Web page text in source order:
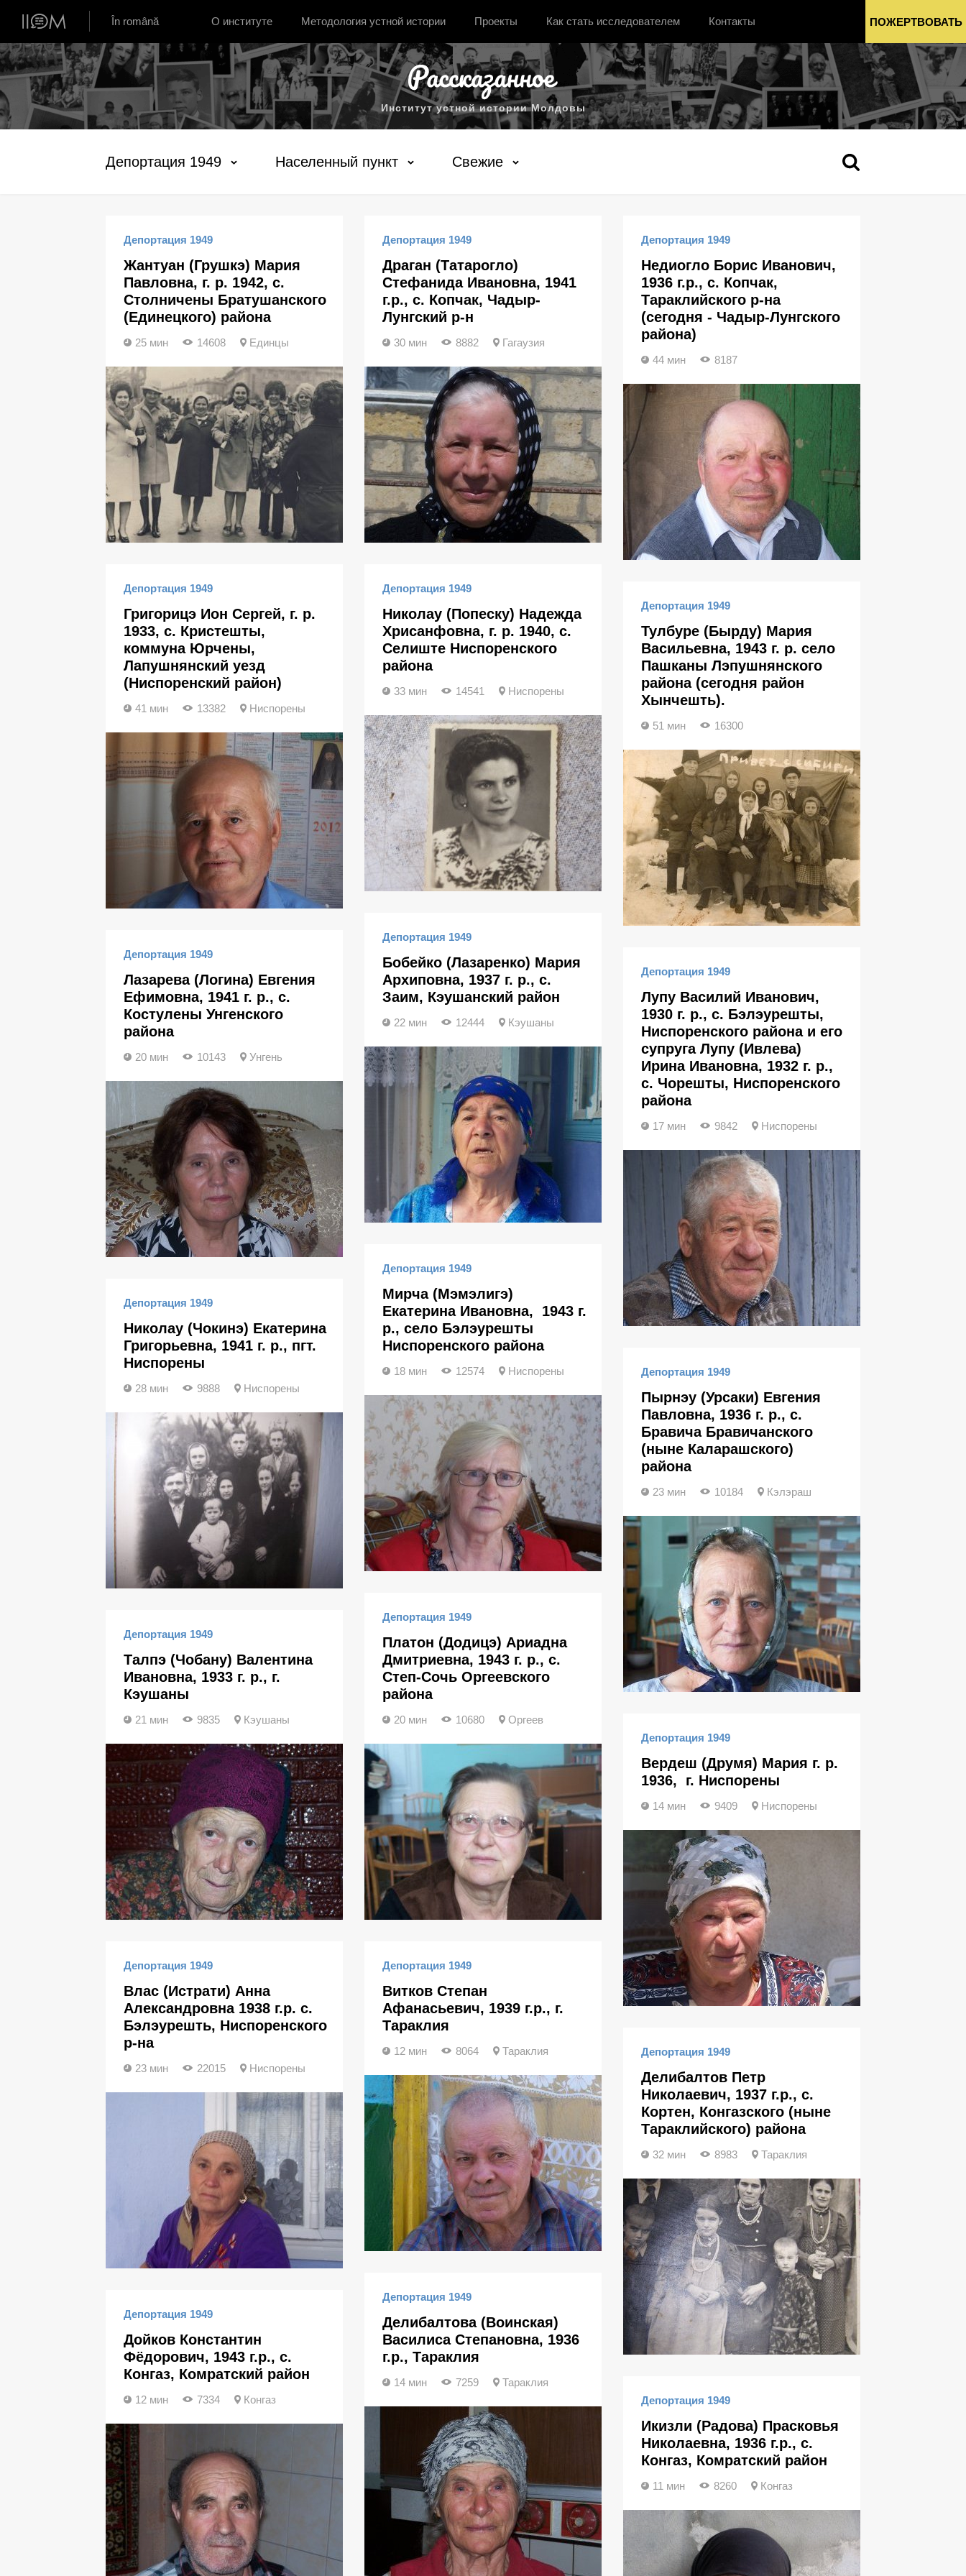
Институт устной истории Молдовы
În română О институте Методология устной истории Проекты Как стать исследователем Контакты ПОЖЕРТВОВАТЬ
Институт устной истории Молдовы
Депортация 1949 Населенный пункт Свежие
Депортация 1949
Жантуан (Грушкэ) Мария
Павловна, г. р. 1942, с.
Столничены Братушанского
(Единецкого) района
25 мин 14608 Единцы
Депортация 1949
Драган (Татарогло)
Стефанида Ивановна, 1941
г.р., с. Копчак, Чадыр-
Лунгский р-н
30 мин 8882 Гагаузия
Депортация 1949
Недиогло Борис Иванович,
1936 г.р., с. Копчак,
Тараклийского р-на
(сегодня - Чадыр-Лунгского
района)
44 мин 8187
Депортация 1949
Григорицэ Ион Сергей, г. р.
1933, с. Кристешты,
коммуна Юрчены,
Лапушнянский уезд
(Ниспоренский район)
41 мин 13382 Ниспорены
Депортация 1949
Николау (Попеску) Надежда
Хрисанфовна, г. р. 1940, с.
Селиште Ниспоренского
района
33 мин 14541 Ниспорены
Депортация 1949
Тулбуре (Бырду) Мария
Васильевна, 1943 г. р. село
Пашканы Лэпушнянского
района (сегодня район
Хынчешть).
51 мин 16300
Депортация 1949
Бобейко (Лазаренко) Мария
Архиповна, 1937 г. р., с.
Заим, Кэушанский район
22 мин 12444 Кэушаны
Депортация 1949
Лазарева (Логина) Евгения
Ефимовна, 1941 г. р., с.
Костулены Унгенского
района
20 мин 10143 Унгень
Депортация 1949
Лупу Василий Иванович,
1930 г. р., с. Бэлэурешты,
Ниспоренского района и его
супруга Лупу (Ивлева)
Ирина Ивановна, 1932 г. р.,
с. Чорешты, Ниспоренского
района
17 мин 9842 Ниспорены
Депортация 1949
Мирча (Мэмэлигэ)
Екатерина Ивановна, 1943 г.
р., село Бэлэурешты
Ниспоренского района
18 мин 12574 Ниспорены
Депортация 1949
Николау (Чокинэ) Екатерина
Григорьевна, 1941 г. р., пгт.
Ниспорены
28 мин 9888 Ниспорены
Депортация 1949
Пырнэу (Урсаки) Евгения
Павловна, 1936 г. р., с.
Бравича Бравичанского
(ныне Каларашского)
района
23 мин 10184 Кэлэраш
Депортация 1949
Платон (Додицэ) Ариадна
Дмитриевна, 1943 г. р., с.
Степ-Сочь Оргеевского
района
20 мин 10680 Оргеев
Депортация 1949
Талпэ (Чобану) Валентина
Ивановна, 1933 г. р., г.
Кэушаны
21 мин 9835
Кэушаны
Депортация 1949
Вердеш (Друмя) Мария г. р.
1936, г. Ниспорены
14 мин 9409 Ниспорены
Депортация 1949
Влас (Истрати) Анна
Александровна 1938 г.р. с.
Бэлэурешть, Ниспоренского
р-на
23 мин 22015 Ниспорены
Депортация 1949
Витков Степан
Афанасьевич, 1939 г.р., г.
Тараклия
12 мин 8064 Тараклия Депортация 1949
Делибалтов Петр
Николаевич, 1937 г.р., с.
Кортен, Конгазского (ныне
Тараклийского) района
32 мин 8983 Тараклия
Депортация 1949
Делибалтова (Воинская)
Василиса Степановна, 1936
г.р., Тараклия
14 мин 7259 Тараклия
Депортация 1949
Дойков Константин
Фёдорович, 1943 г.р., с.
Конгаз, Комратский район
12 мин 7334 Конгаз Депортация 1949
Икизли (Радова) Прасковья
Николаевна, 1936 г.р., с.
Конгаз, Комратский район
11 мин 8260 Конгаз